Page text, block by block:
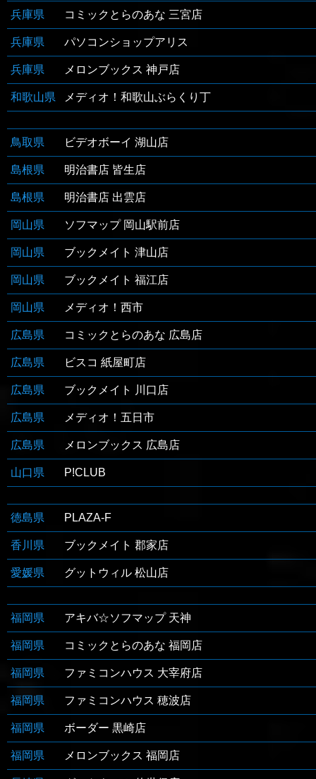
兵庫県 コミックとらのあな 三宮店
兵庫県 パソコンショップアリス
兵庫県 メロンブックス 神戸店
和歌山県 メディオ！和歌山ぶらくり丁
鳥取県 ビデオボーイ 湖山店
島根県 明治書店 皆生店
島根県 明治書店 出雲店
岡山県 ソフマップ 岡山駅前店
岡山県 ブックメイト 津山店
岡山県 ブックメイト 福江店
岡山県 メディオ！西市
広島県 コミックとらのあな 広島店
広島県 ビスコ 紙屋町店
広島県 ブックメイト 川口店
広島県 メディオ！五日市
広島県 メロンブックス 広島店
山口県 P!CLUB
徳島県 PLAZA-F
香川県 ブックメイト 郡家店
愛媛県 グットウィル 松山店
福岡県 アキバ☆ソフマップ 天神
福岡県 コミックとらのあな 福岡店
福岡県 ファミコンハウス 大宰府店
福岡県 ファミコンハウス 穂波店
福岡県 ボーダー 黒崎店
福岡県 メロンブックス 福岡店